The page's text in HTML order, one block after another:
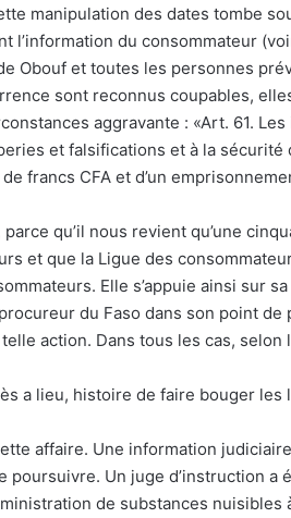
manipulation des dates tombe
l’information du consommateur
Obouf et toutes les personnes
sont reconnus coupables,
aggravante : «Art. 61.
et falsifications et à la sécurité
francs CFA et d’un
parce qu’il nous revient qu’une
et que la Ligue des
Elle s’appuie ainsi sur
du Faso dans son point de
action. Dans tous les cas,
a lieu, histoire de faire bouger
affaire. Une information
poursuivre. Un juge d’instruction
de substances nuisibles